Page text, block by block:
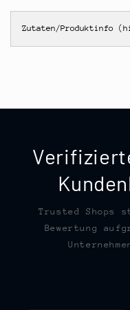
Zutaten/Produktinfo
Trusted Shops
Bewertung